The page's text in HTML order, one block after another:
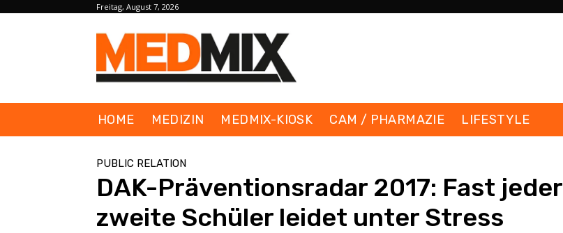
Freitag, August 7, 2026
HOME MEDIZIN MEDMIX-KIOSK CAM / PHARMAZIE LIFESTYLE
PUBLIC RELATION
DAK-Präventionsradar 2017: Fast jeder
zweite Schüler leidet unter Stress